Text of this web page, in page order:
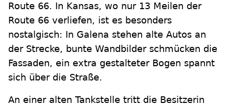
Route 66. In Kansas, wo nur 13 Meilen der
Route 66 verliefen, ist es besonders
nostalgisch: In Galena stehen alte Autos an
der Strecke, bunte Wandbilder schmücken die
Fassaden, ein extra gestalteter Bogen spannt
sich über die Straße.
An einer alten Tankstelle tritt die Besitzerin